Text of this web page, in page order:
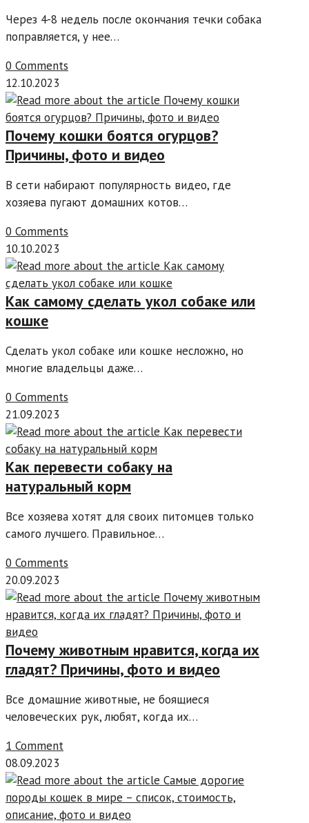
Через 4-8 недель после окончания течки собака
поправляется, у нее…
0 Comments
12.10.2023
Почему кошки боятся огурцов?
Причины, фото и видео
В сети набирают популярность видео, где
хозяева пугают домашних котов…
0 Comments
10.10.2023
Как самому сделать укол собаке или
кошке
Сделать укол собаке или кошке несложно, но
многие владельцы даже…
0 Comments
21.09.2023
Как перевести собаку на
натуральный корм
Все хозяева хотят для своих питомцев только
самого лучшего. Правильное…
0 Comments
20.09.2023
Почему животным нравится, когда их
гладят? Причины, фото и видео
Все домашние животные, не боящиеся
человеческих рук, любят, когда их…
1 Comment
08.09.2023